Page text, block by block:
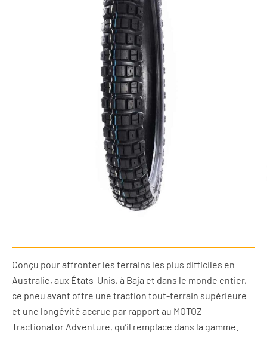
Conçu pour affronter les terrains les plus difficiles en
Australie, aux États-Unis, à Baja et dans le monde entier,
ce pneu avant offre une traction tout-terrain supérieure
et une longévité accrue par rapport au MOTOZ
Tractionator Adventure, qu’il remplace dans la gamme.